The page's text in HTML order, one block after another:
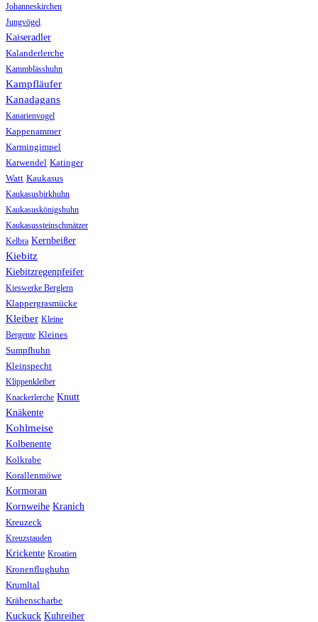
Johanneskirchen
Jungvögel
Kaiseradler
Kalanderlerche
Kammblässhuhn
Kampfläufer
Kanadagans
Kanarienvogel
Kappenammer
Karmingimpel
Karwendel Katinger
Watt Kaukasus
Kaukasusbirkhuhn
Kaukasuskönigshuhn
Kaukasussteinschmätzer
Kelbra Kernbeißer
Kiebitz
Kiebitzregenpfeifer
Kieswerke Berglern
Klappergrasmücke
Kleiber Kleine
Bergente Kleines
Sumpfhuhn
Kleinspecht
Klippenkleiber
Knackerlerche Knutt
Knäkente
Kohlmeise
Kolbenente
Kolkrabe
Korallenmöwe
Kormoran
Kornweihe Kranich
Kreuzeck
Kreuzstauden
Krickente Kroatien
Kronenflughuhn
Krumltal
Krähenscharbe
Kuckuck Kuhreiher